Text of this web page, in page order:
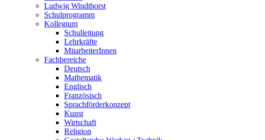
Ludwig Windthorst
Schulprogramm
Kollegium
Schulleitung
Lehrkräfte
MitarbeiterInnen
Fachbereiche
Deutsch
Mathematik
Englisch
Französisch
Sprachförderkonzept
Kunst
Wirtschaft
Religion